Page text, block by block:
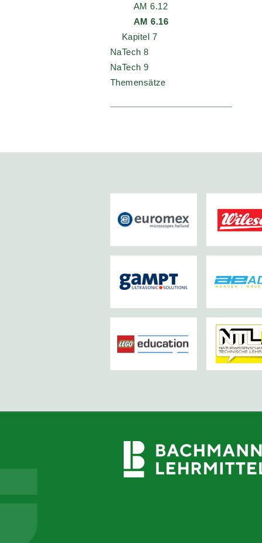
AM 6.12
AM 6.16
Kapitel 7
NaTech 8
NaTech 9
Themensätze